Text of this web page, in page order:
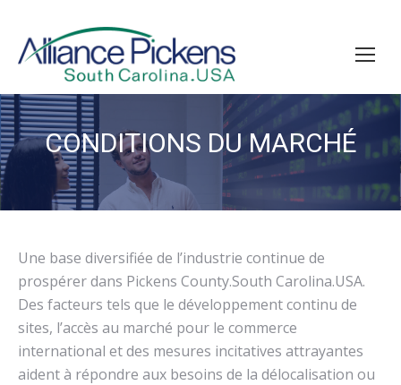
CONDITIONS DU MARCHÉ
Vous êtes ici :
Une base diversifiée de l’industrie continue de
prospérer dans Pickens County.South Carolina.USA.
Des facteurs tels que le développement continu de
sites, l’accès au marché pour le commerce
international et des mesures incitatives attrayantes
aident à répondre aux besoins de la délocalisation ou